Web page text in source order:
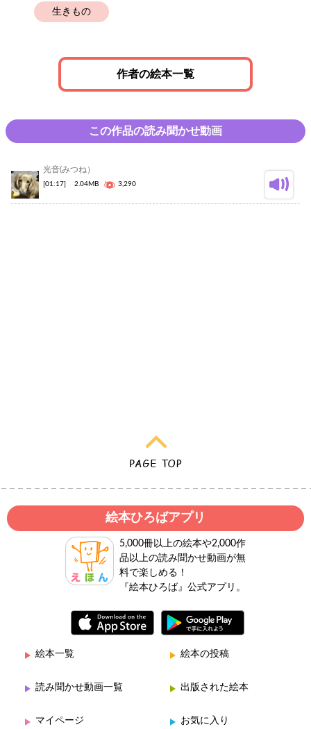
生きもの
作者の絵本一覧
この作品の読み聞かせ動画
光音(みつね）
[01:17] 2.04MB 3,290
絵本ひろばアプリ
5,000冊以上の絵本や2,000作
品以上の読み聞かせ動画が無
料で楽しめる！
『絵本ひろば』公式アプリ。
絵本一覧 絵本の投稿
読み聞かせ動画一覧 出版された絵本
マイページ お気に入り